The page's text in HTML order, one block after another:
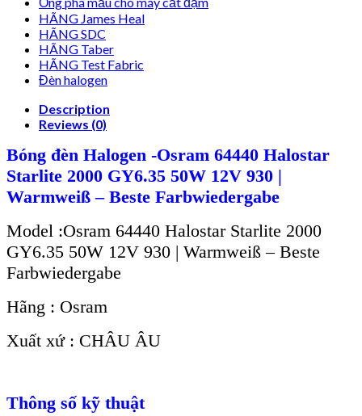
HÃNG James Heal
HÃNG SDC
HÃNG Taber
HÃNG Test Fabric
Đèn halogen
Description
Reviews (0)
Bóng đèn Halogen -Osram 64440 Halostar
Starlite 2000 GY6.35 50W 12V 930 |
Warmweiß – Beste Farbwiedergabe
Model :Osram 64440 Halostar Starlite 2000
GY6.35 50W 12V 930 | Warmweiß – Beste
Farbwiedergabe
Hãng : Osram
Xuất xứ : CHÂU ÂU
Thông số kỹ thuật